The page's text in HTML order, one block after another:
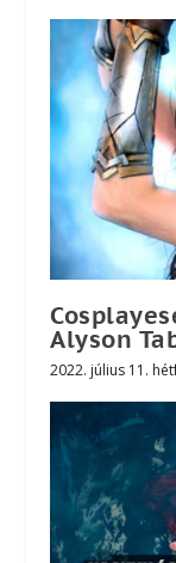
Alyson
2022. július 11.